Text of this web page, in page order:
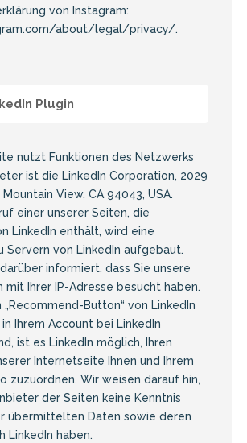
von Instagram:
about/legal/privacy/.
Plugin
nutzt Funktionen des Netzwerks
ist die LinkedIn Corporation, 2029
View, CA 94043, USA.
einer unserer Seiten, die
LinkedIn enthält, wird eine
Servern von LinkedIn aufgebaut.
informiert, dass Sie unsere
mit Ihrer IP-Adresse besucht haben.
„Recommend-Button“ von LinkedIn
Ihrem Account bei LinkedIn
ist es LinkedIn möglich, Ihren
Internetseite Ihnen und Ihrem
zuzuordnen. Wir weisen darauf hin,
der Seiten keine Kenntnis
übermittelten Daten sowie deren
LinkedIn haben.